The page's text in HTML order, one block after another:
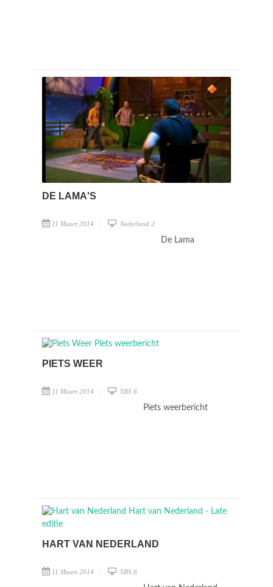
DE LAMA'S
11 Maart 2014 Nederland 2
De Lama
PIETS WEER
11 Maart 2014 SBS 6
Piets weerbericht
HART VAN NEDERLAND
11 Maart 2014 SBS 6